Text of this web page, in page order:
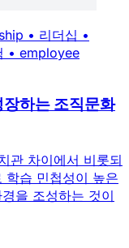
• 리더십 •
• employee
하는 조직문화
관 차이에서 비롯되
학습 민첩성이 높은
을 조성하는 것이